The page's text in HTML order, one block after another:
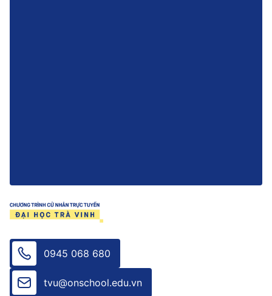
0945 068 680
tvu@onschool.edu.vn